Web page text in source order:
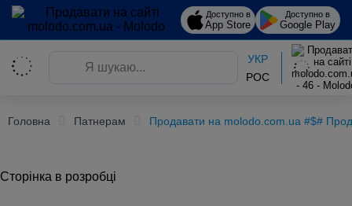
Доступно в
App Store
Доступно в
Google Play
УКР
РОС
Головна Патнерам Продавати на molodo.com.ua #$#
Сторінка в розробці